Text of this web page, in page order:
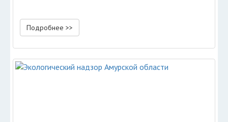
Подробнее >>